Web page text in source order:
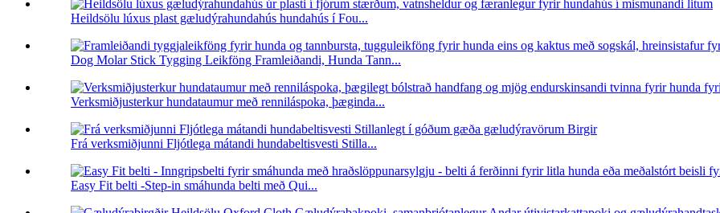
Heildsölu lúxus plast gæludýrahundahús hundahús í Fou...
Dog Molar Stick Tygging Leikföng Framleiðandi, Hunda Tann...
Verksmiðjusterkur hundataumur með renniláspoka, þæginda...
Frá verksmiðjunni Fljótlega mátandi hundabeltisvesti Stilla...
Easy Fit belti -Step-in smáhunda belti með Qui...